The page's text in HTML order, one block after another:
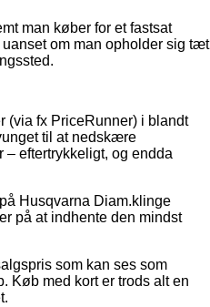
man køber for et fastsat
om man opholder sig tæt
(via fx PriceRunner) i blandt
til at nedskære
– eftertrykkeligt, og endda
Husqvarna Diam.klinge
på at indhente den mindst
som kan ses som
Køb med kort er trods alt en